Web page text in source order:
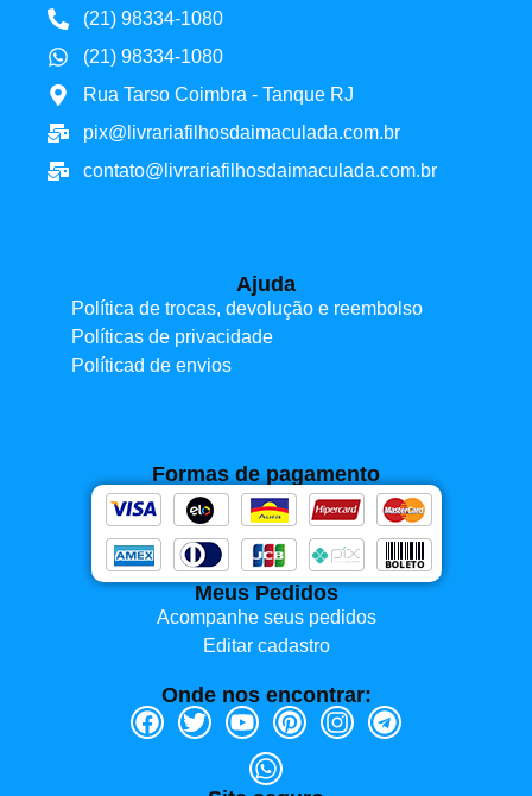
(21) 98334-1080
(21) 98334-1080
Rua Tarso Coimbra - Tanque RJ
pix@livrariafilhosdaimaculada.com.br
contato@livrariafilhosdaimaculada.com.br
Ajuda
Política de trocas, devolução e reembolso
Políticas de privacidade
Políticad de envios
Formas de pagamento
Meus Pedidos
Acompanhe seus pedidos
Editar cadastro
Onde nos encontrar: